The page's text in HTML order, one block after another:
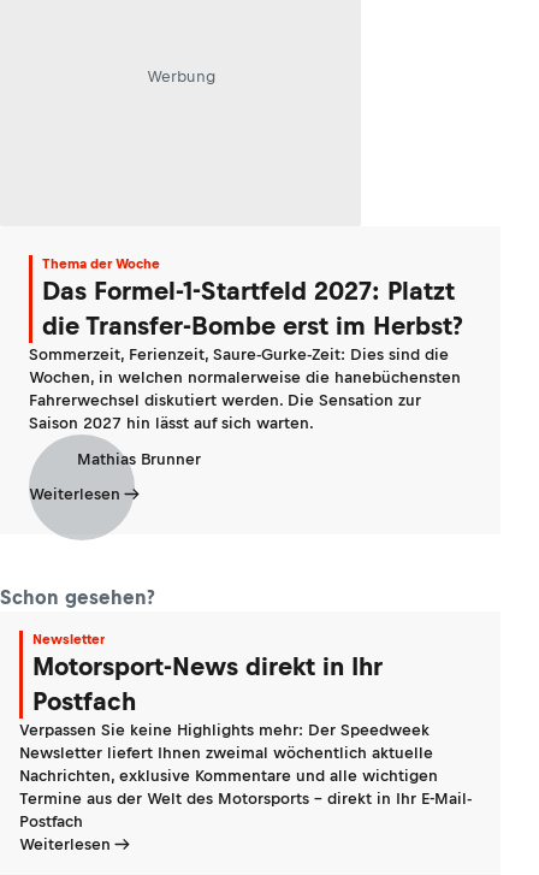
Werbung
Thema der Woche
Das Formel-1-Startfeld 2027: Platzt
die Transfer-Bombe erst im Herbst?
Sommerzeit, Ferienzeit, Saure-Gurke-Zeit: Dies sind die
Wochen, in welchen normalerweise die hanebüchensten
Fahrerwechsel diskutiert werden. Die Sensation zur
Saison 2027 hin lässt auf sich warten.
Mathias Brunner
Weiterlesen
Schon gesehen?
Newsletter
Motorsport-News direkt in Ihr
Postfach
Verpassen Sie keine Highlights mehr: Der Speedweek
Newsletter liefert Ihnen zweimal wöchentlich aktuelle
Nachrichten, exklusive Kommentare und alle wichtigen
Termine aus der Welt des Motorsports - direkt in Ihr E-Mail-
Postfach
Weiterlesen